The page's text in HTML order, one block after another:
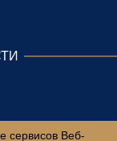
исервисов Веб-